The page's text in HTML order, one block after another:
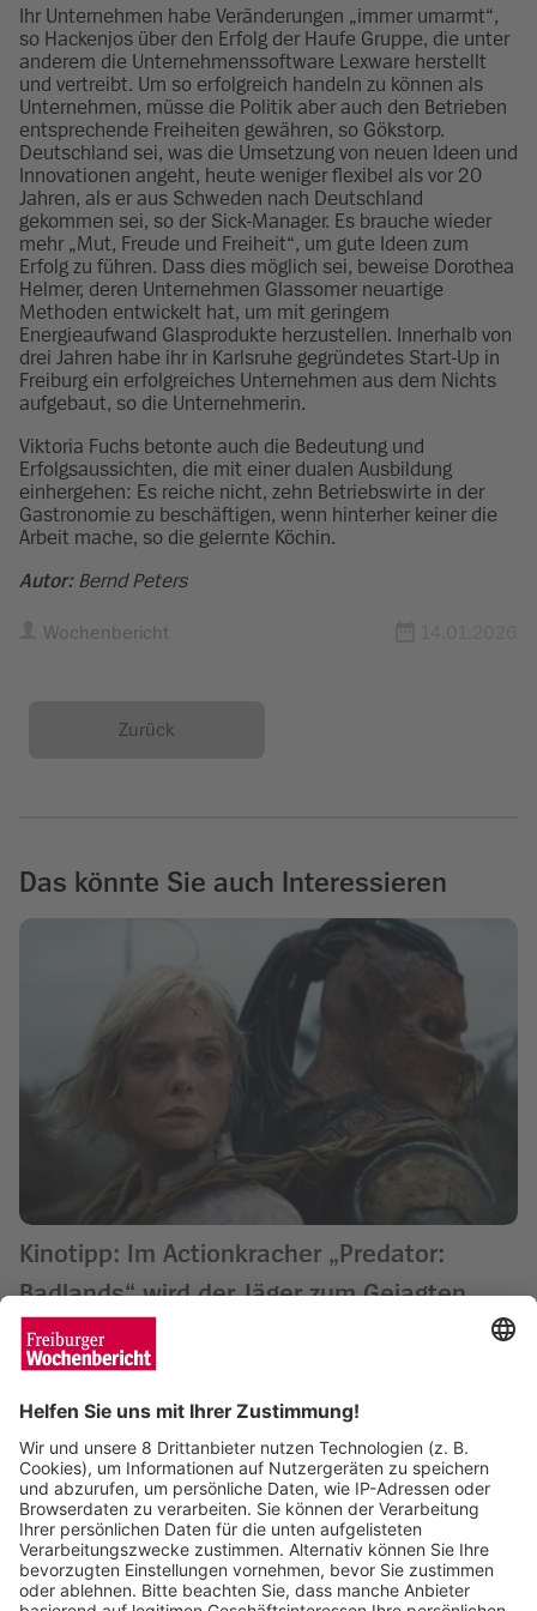
Ihr Unternehmen habe Veränderungen „immer umarmt“,
so Hackenjos über den Erfolg der Haufe Gruppe, die unter
anderem die Unternehmenssoftware Lexware herstellt
und vertreibt. Um so erfolgreich handeln zu können als
Unternehmen, müsse die Politik aber auch den Betrieben
entsprechende Freiheiten gewähren, so Gökstorp.
Deutschland sei, was die Umsetzung von neuen Ideen und
Innovationen angeht, heute weniger flexibel als vor 20
Jahren, als er aus Schweden nach Deutschland
gekommen sei, so der Sick-Manager. Es brauche wieder
mehr „Mut, Freude und Freiheit“, um gute Ideen zum
Erfolg zu führen. Dass dies möglich sei, beweise Dorothea
Helmer, deren Unternehmen Glassomer neuartige
Methoden entwickelt hat, um mit geringem
Energieaufwand Glasprodukte herzustellen. Innerhalb von
drei Jahren habe ihr in Karlsruhe gegründetes Start-Up in
Freiburg ein erfolgreiches Unternehmen aus dem Nichts
aufgebaut, so die Unternehmerin.
Viktoria Fuchs betonte auch die Bedeutung und
Erfolgsaussichten, die mit einer dualen Ausbildung
einhergehen: Es reiche nicht, zehn Betriebswirte in der
Gastronomie zu beschäftigen, wenn hinterher keiner die
Arbeit mache, so die gelernte Köchin.
Autor:Bernd Peters
Wochenbericht
Zurück
Das könnte Sie auch Interessieren
Kinotipp: Im Actionkracher „Predator:
Badlands“ wird der Jäger zum Gejagten